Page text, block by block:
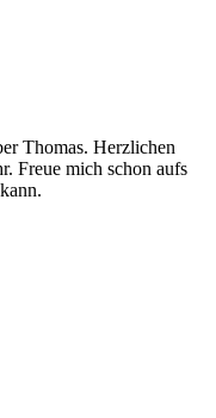
Thomas. Herzlichen
Freue mich schon aufs